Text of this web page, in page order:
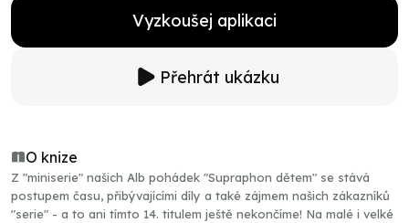
Vyzkoušej aplikaci
Přehrát ukázku
O knize
Z "miniserie" našich Alb pohádek "Supraphon dětem" se stává
postupem času, přibývajícími díly a také zájmem našich zákazníků
"serie" - a to ani tímto 14. titulem ještě nekončíme! Na malé i velké